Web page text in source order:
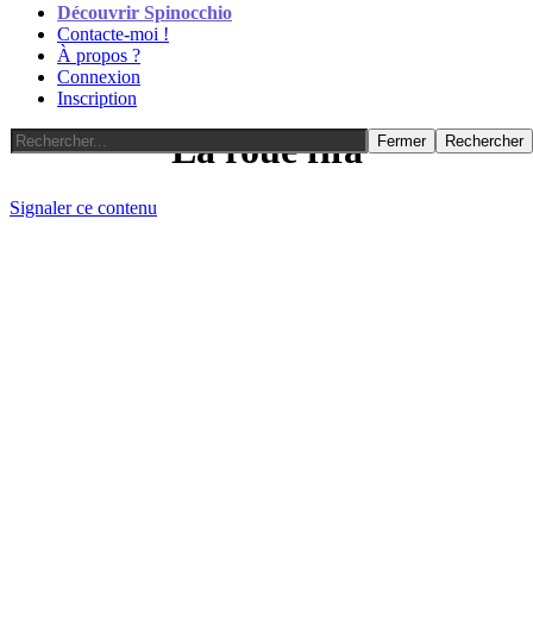
Découvrir Spinocchio
Contacte-moi !
À propos ?
Connexion
Inscription
Fermer Rechercher
La roue fifa
Signaler ce contenu